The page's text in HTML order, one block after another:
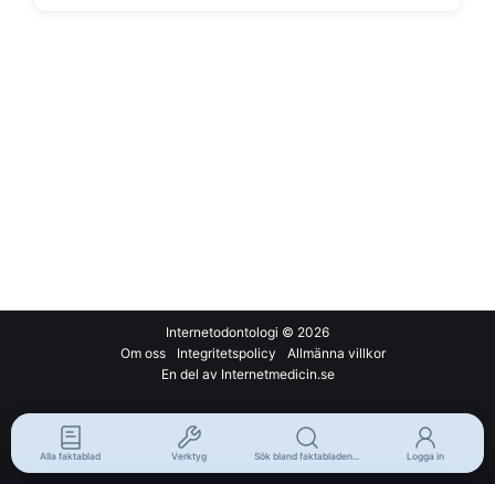
Internetodontologi © 2026
Om oss
Integritetspolicy
Allmänna villkor
En del av Internetmedicin.se
Alla faktablad Verktyg Sök bland faktabladen... Logga in